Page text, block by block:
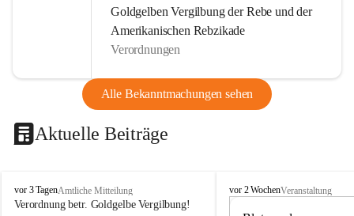
Goldgelben Vergilbung der Rebe und der
Amerikanischen Rebzikade
Verordnungen
Alle Bekanntmachungen sehen
Aktuelle Beiträge
B
r
vor 3 TagenAmtliche Mitteilung
Verordnung betr. Goldgelbe Vergilbung!
B
vor 2 WochenVeranstaltung